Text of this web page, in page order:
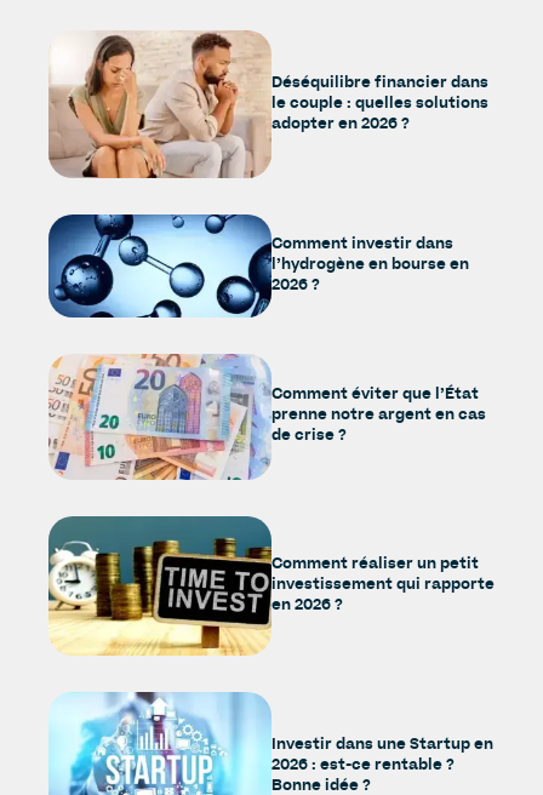
Déséquilibre financier dans
le couple : quelles solutions
adopter en 2026 ?
Comment investir dans
l’hydrogène en bourse en
2026 ?
Comment éviter que l’État
prenne notre argent en cas
de crise ?
Comment réaliser un petit
investissement qui rapporte
en 2026 ?
Investir dans une Startup en
2026 : est-ce rentable ?
Bonne idée ?